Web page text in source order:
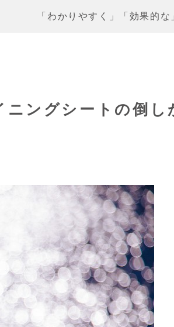
「わかりやすく」「効果的
ニングシートの倒し